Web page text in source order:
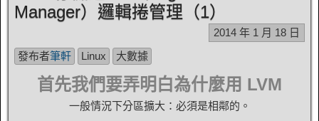
Manager）邏輯捲管理（1）
2014 年 1 月 18 日
發布者筆軒 Linux 大數據
首先我們要弄明白為什麼用 LVM
一般情況下分區擴大：必須是相鄰的。